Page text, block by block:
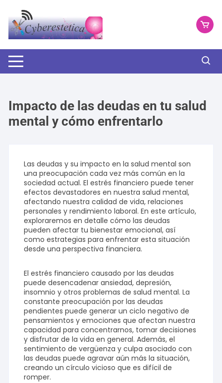
contenido
Impacto de las deudas en tu salud
mental y cómo enfrentarlo
Las deudas y su impacto en la salud mental son
una preocupación cada vez más común en la
sociedad actual. El estrés financiero puede tener
efectos devastadores en nuestra salud mental,
afectando nuestra calidad de vida, relaciones
personales y rendimiento laboral. En este artículo,
exploraremos en detalle cómo las deudas
pueden afectar tu bienestar emocional, así
como estrategias para enfrentar esta situación
desde una perspectiva financiera.
El estrés financiero causado por las deudas
puede desencadenar ansiedad, depresión,
insomnio y otros problemas de salud mental. La
constante preocupación por las deudas
pendientes puede generar un ciclo negativo de
pensamientos y emociones que afectan nuestra
capacidad para concentrarnos, tomar decisiones
y disfrutar de la vida en general. Además, el
sentimiento de vergüenza y culpa asociado con
las deudas puede agravar aún más la situación,
creando un círculo vicioso que es difícil de
romper.